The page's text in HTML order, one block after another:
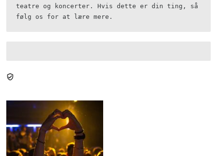
teatre og koncerter. Hvis dette er din ting, så
følg os for at lære mere.